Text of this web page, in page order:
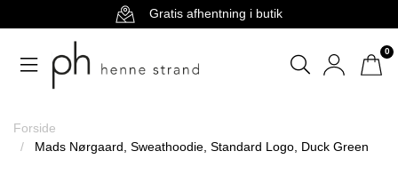
Gratis afhentning i butik
0
Forside
Mads Nørgaard, Sweathoodie, Standard Logo, Duck Green